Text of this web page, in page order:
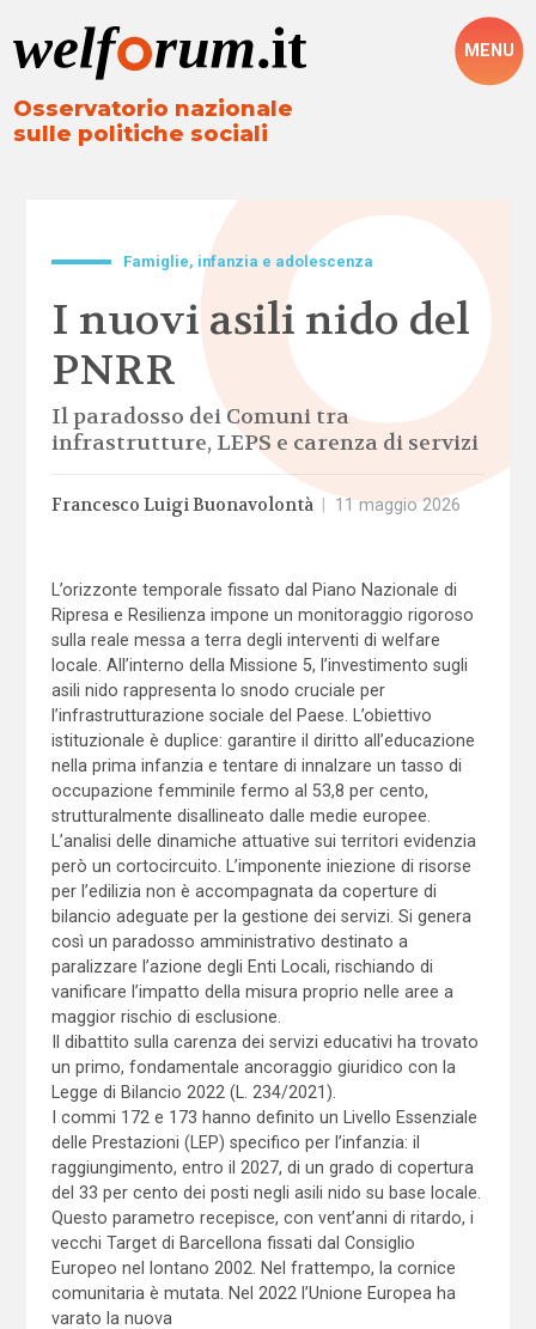
Osservatorio nazionale
sulle politiche sociali
MENU
Famiglie, infanzia e adolescenza
I nuovi asili nido del
PNRR
Il paradosso dei Comuni tra
infrastrutture, LEPS e carenza di servizi
Francesco Luigi Buonavolontà 11 maggio 2026
L’orizzonte temporale fissato dal Piano Nazionale di
Ripresa e Resilienza impone un monitoraggio rigoroso
sulla reale messa a terra degli interventi di welfare
locale. All’interno della Missione 5, l’investimento sugli
asili nido rappresenta lo snodo cruciale per
l’infrastrutturazione sociale del Paese. L’obiettivo
istituzionale è duplice: garantire il diritto all’educazione
nella prima infanzia e tentare di innalzare un tasso di
occupazione femminile fermo al 53,8 per cento,
strutturalmente disallineato dalle medie europee.
L’analisi delle dinamiche attuative sui territori evidenzia
però un cortocircuito. L’imponente iniezione di risorse
per l’edilizia non è accompagnata da coperture di
bilancio adeguate per la gestione dei servizi. Si genera
così un paradosso amministrativo destinato a
paralizzare l’azione degli Enti Locali, rischiando di
vanificare l’impatto della misura proprio nelle aree a
maggior rischio di esclusione.
Il dibattito sulla carenza dei servizi educativi ha trovato
un primo, fondamentale ancoraggio giuridico con la
Legge di Bilancio 2022 (L. 234/2021).
I commi 172 e 173 hanno definito un Livello Essenziale
delle Prestazioni (LEP) specifico per l’infanzia: il
raggiungimento, entro il 2027, di un grado di copertura
del 33 per cento dei posti negli asili nido su base locale.
Questo parametro recepisce, con vent’anni di ritardo, i
vecchi Target di Barcellona fissati dal Consiglio
Europeo nel lontano 2002. Nel frattempo, la cornice
comunitaria è mutata. Nel 2022 l’Unione Europea ha
varato la nuova